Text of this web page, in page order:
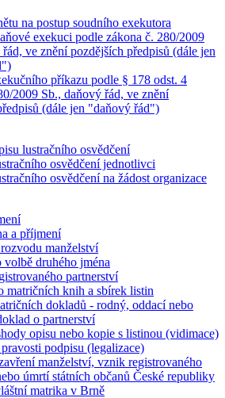
na postup soudního exekutora
exekuci podle zákona č. 280/2009
ve znění pozdějších předpisů (dále jen
příkazu podle § 178 odst. 4
2009 Sb., daňový řád, ve znění
(dále jen "daňový řád")
lustračního osvědčení
osvědčení jednotlivci
osvědčení na žádost organizace
a příjmení
manželství
volbě druhého jména
partnerství
matričních knih a sbírek listin
dokladů - rodný, oddací nebo
o partnerství
opisu nebo kopie s listinou (vidimace)
podpisu (legalizace)
manželství, vznik registrovaného
úmrtí státních občanů České republiky
matrika v Brně